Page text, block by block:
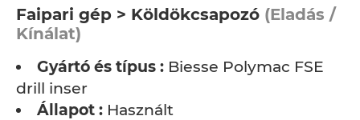
Faipari gép > Köldökcsapozó (Eladás /
Kínálat)
Gyártó és típus : Biesse Polymac FSE
drill inser
Állapot : Használt